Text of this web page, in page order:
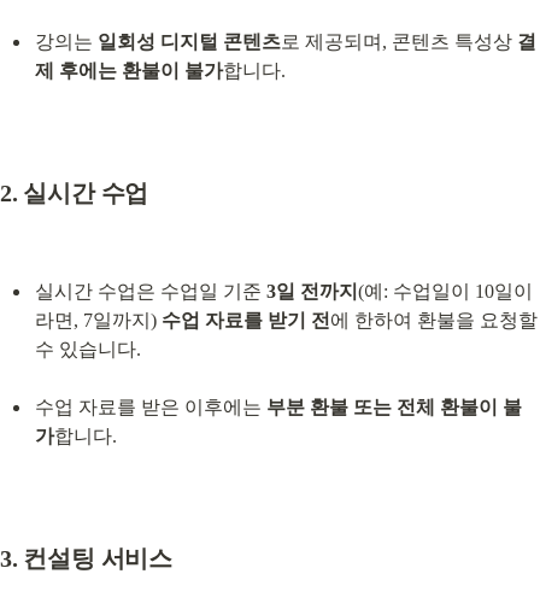
강의는 일회성 디지털 콘텐츠로 제공되며, 콘텐츠 특성상 결
제 후에는 환불이 불가합니다.
2. 실시간 수업
실시간 수업은 수업일 기준 3일 전까지 (예: 수업일이 10일이
라면, 7일까지) 수업 자료를 받기 전 에 한하여 환불을 요청할
수 있습니다.
수업 자료를 받은 이후에는 부분 환불 또는 전체 환불이 불
가합니다.
3. 컨설팅 서비스